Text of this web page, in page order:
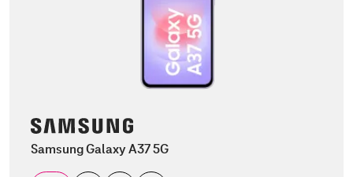
Samsung Galaxy A37 5G